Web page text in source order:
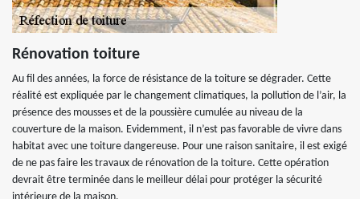
Rénovation toiture
Au fil des années, la force de résistance de la toiture se dégrader. Cette
réalité est expliquée par le changement climatiques, la pollution de l’air, la
présence des mousses et de la poussière cumulée au niveau de la
couverture de la maison. Evidemment, il n’est pas favorable de vivre dans
habitat avec une toiture dangereuse. Pour une raison sanitaire, il est exigé
de ne pas faire les travaux de rénovation de la toiture. Cette opération
devrait être terminée dans le meilleur délai pour protéger la sécurité